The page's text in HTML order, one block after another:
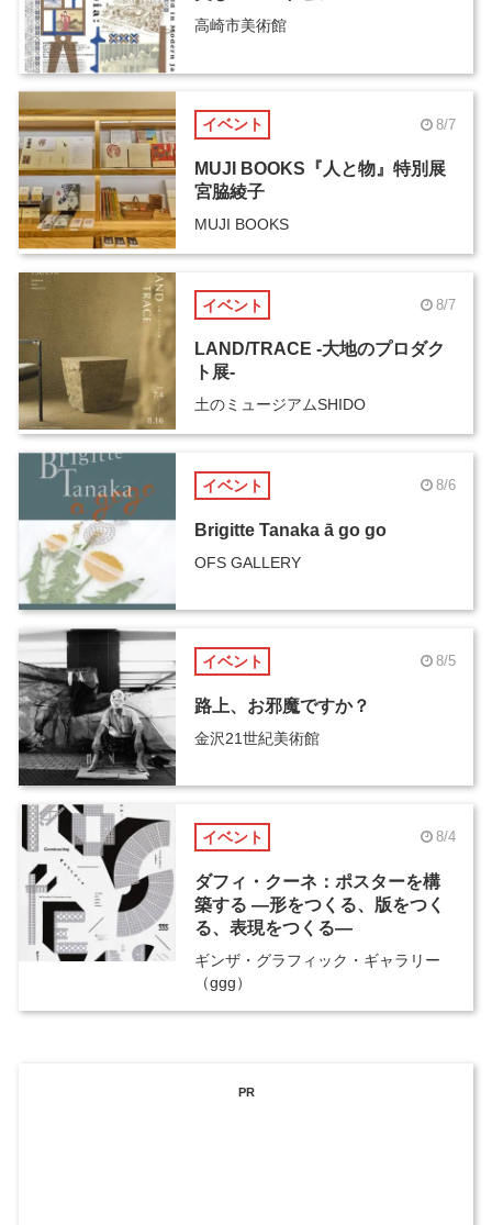
高崎市美術館
イベント 8/7
MUJI BOOKS『人と物』特別展
宮脇綾子
MUJI BOOKS
イベント 8/7
LAND/TRACE -大地のプロダク
ト展-
土のミュージアムSHIDO
イベント 8/6
Brigitte Tanaka ā go go
OFS GALLERY
イベント 8/5
路上、お邪魔ですか？
金沢21世紀美術館
イベント 8/4
ダフィ・クーネ：ポスターを構
築する ―形をつくる、版をつく
る、表現をつくる―
ギンザ・グラフィック・ギャラリー
（ggg）
PR